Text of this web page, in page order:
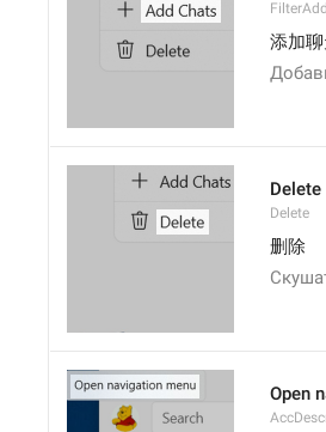
添加
Delete
Delete
删除
Open